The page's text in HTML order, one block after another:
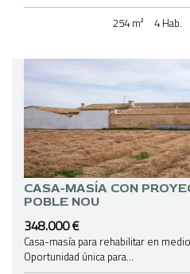
254 m²
4 Hab.
CASA-MASÍA CON
POBLE NOU
348.000 €
Casa-masía para rehabilitar en
Oportunidad única para...